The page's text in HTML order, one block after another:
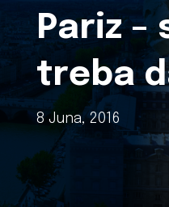
Pariz –
treba
8 Juna, 2016